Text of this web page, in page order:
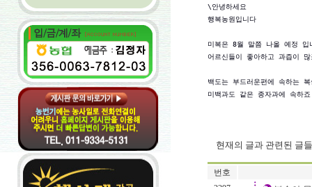
\안녕하세요
행복농원입니다
미복은 8월 말쯤 나올 예정 입
어르신들이 좋아하고 과즙이 많
백도는 부드러운편에 속하는
미백과도 같은 종자과에 속하죠
현재의 글과 관련된 글
번호